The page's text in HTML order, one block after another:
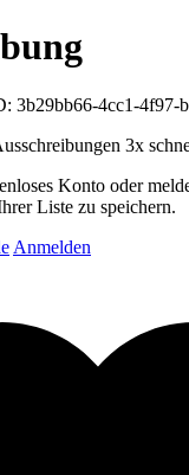
3b29bb66-4cc1-4f97-
3x
Konto oder
Liste zu speichern.
Anmelden